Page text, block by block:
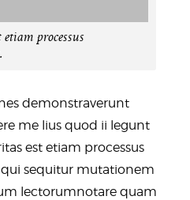
processus
demonstraverunt
me lius quod ii legunt
est etiam processus
sequitur mutationem
lectorumnotare quam